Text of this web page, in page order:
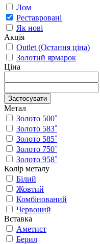
Лом
Реставровані
Як нові
Акція
Outlet (Остання ціна)
Золотий ярмарок
Ціна
Застосувати
Метал
Золото 500˚
Золото 583˚
Золото 585˚
Золото 750˚
Золото 958˚
Колір металу
Білий
Жовтий
Комбінований
Червоний
Вставка
Аметист
Берил